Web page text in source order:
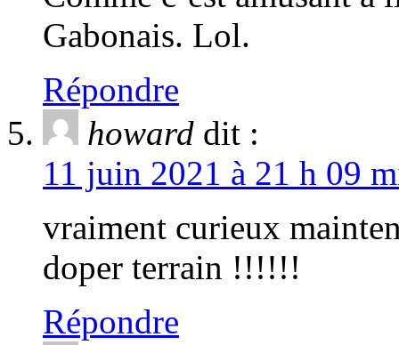
Gabonais. Lol.
Répondre
howard dit :
11 juin 2021 à 21 h 09
vraiment curieux
doper terrain !!!!!!
Répondre